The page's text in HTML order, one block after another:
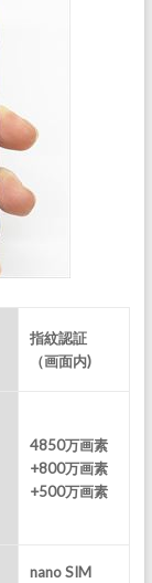
指紋認証
（画面内)
4850万画素
+800万画素
+500万画素
nano SIM